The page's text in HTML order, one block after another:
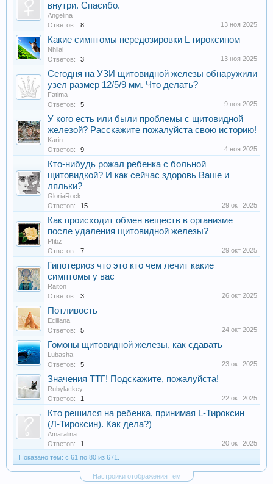
внутри. Спасибо.
Angelina
Ответов:
8 13 ноя 2025
Какие симптомы передозировки L тироксином
Nhilai
Ответов:
3 13 ноя 2025
Сегодня на УЗИ щитовидной железы обнаружили
узел размер 12/5/9 мм. Что делать?
Fatima
Ответов:
5 9 ноя 2025
У кого есть или были проблемы с щитовидной
железой? Расскажите пожалуйста свою историю!
Karin
Ответов:
9 4 ноя 2025
Кто-нибудь рожал ребенка с больной
щитовидкой? И как сейчас здоровь Ваше и
ляльки?
GloriaRock
Ответов:
15 29 окт 2025
Как происходит обмен веществ в организме
после удаления щитовидной железы?
Pfibz
Ответов:
7 29 окт 2025
Гипотериоз что это кто чем лечит какие
симптомы у вас
Raiton
Ответов:
3 26 окт 2025
Потливость
Eciliana
Ответов:
5 24 окт 2025
Гомоны щитовидной железы, как сдавать
Lubasha
Ответов:
5 23 окт 2025
Значения ТТГ! Подскажите, пожалуйста!
Rubylackey
Ответов:
1 22 окт 2025
Кто решился на ребенка, принимая L-Тироксин
(Л-Тироксин). Как дела?)
Amaralina
Ответов:
1
20 окт 2025
Показано тем: с 61 по 80 из 671.
Настройки отображения тем